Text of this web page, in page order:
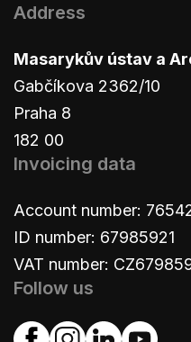
Address
Masarykův ústav a
Gabčíkova 2362/10
Praha 8
182 00
Invoicing data
Account number:
ID number: 67985921
VAT number:
Follow us